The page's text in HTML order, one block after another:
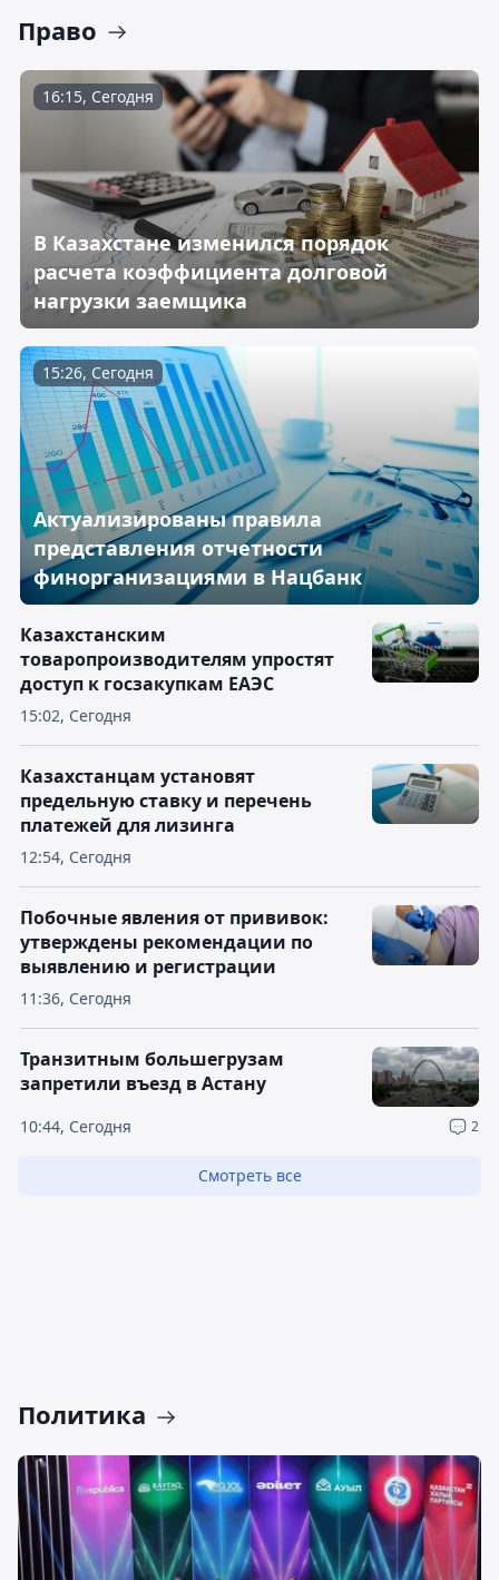
Право
В Казахстане изменился порядок
расчета коэффициента долговой
нагрузки заемщика
16:15, Сегодня
Актуализированы правила
представления отчетности
финорганизациями в Нацбанк
15:26, Сегодня
15:02, Сегодня
Казахстанским
товаропроизводителям упростят
доступ к госзакупкам ЕАЭС
12:54, Сегодня
Казахстанцам установят
предельную ставку и перечень
платежей для лизинга
11:36, Сегодня
Побочные явления от прививок:
утверждены рекомендации по
выявлению и регистрации
10:44, Сегодня 2
Транзитным большегрузам
запретили въезд в Астану
Смотреть все
Политика